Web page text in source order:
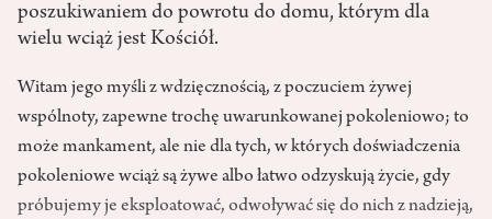
poszukiwaniem do powrotu do domu, którym dla
wielu wciąż jest Kościół.
Witam jego myśli z wdzięcznością, z poczuciem żywej
wspólnoty, zapewne trochę uwarunkowanej pokoleniowo; to
może mankament, ale nie dla tych, w których doświadczenia
pokoleniowe wciąż są żywe albo łatwo odzyskują życie, gdy
próbujemy je eksploatować, odwoływać się do nich z nadzieją,